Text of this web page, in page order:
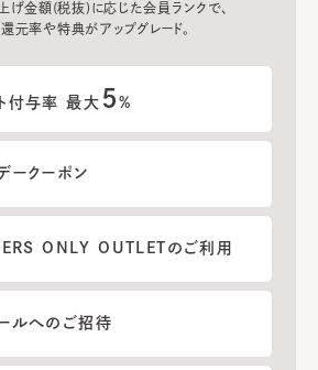
げ金額(税抜)に応じた会員ランクで、
還元率や特典がアップグレード。
付与率 最大 5%
ークーポン
ONLY OUTLETのご利用
ルへのご招待